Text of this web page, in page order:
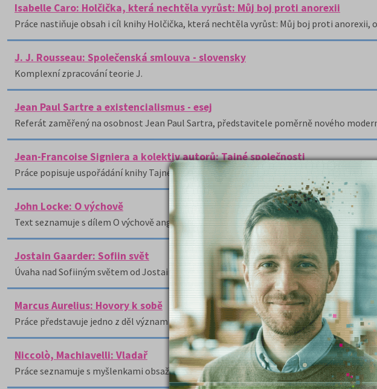
Isabelle Caro: Holčička, která nechtěla vyrůst: Můj boj proti anorexii
Práce nastiňuje obsah i cíl knihy Holčička, která nechtěla vyrůst: Můj boj proti anorexii,
J. J. Rousseau: Společenská smlouva - slovensky
Komplexní zpracování teorie J.
Jean Paul Sartre a existencialismus - esej
Referát zaměřený na osobnost Jean Paul Sartra, představitele poměrně nového
Jean-Francoise Signiera a kolektiv autorů: Tajné společnosti
Práce popisuje uspořádání knihy Tajné společnosti a nastiňuje témata, o kterých
John Locke: O výchově
Text seznamuje s dílem O výchově anglického filozofa Johna Locka.
Jostain Gaarder: Sofiin svět
Úvaha nad Sofiiným světem od Jostaina Gaardera, formulovaná jako doporučující dopis,
Marcus Aurelius: Hovory k sobě
Práce představuje jedno z děl významného antického filozofa a spisovatele Marca
Niccolò, Machiavelli: Vladař
Práce seznamuje s myšlenkami obsaženými v Machiavelliho spise Vladař a dodává k nim